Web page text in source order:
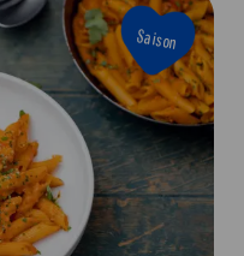
Saison